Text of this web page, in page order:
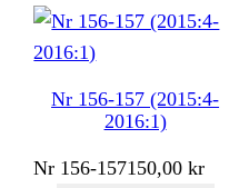
Nr 156-157 (2015:4-
2016:1)
Nr 156-157150,00kr